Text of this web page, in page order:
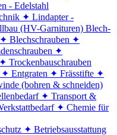
- Edelstahl
✦ Lindapter -
(HV-Garnituren) Blech-
✦ Blechschrauben ✦
✦
✦ Trockenbauschrauben
✦ Entgraten ✦ Frässtifte ✦
(bohren & schneiden)
✦ Transport &
✦ Chemie für
✦ Betriebsausstattung